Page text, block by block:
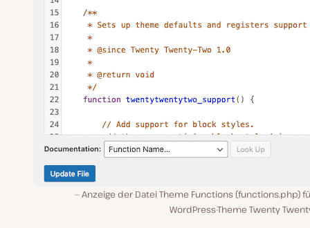
Anzeige der Datei Theme Functions (functions.php)
WordPress-Theme Twenty